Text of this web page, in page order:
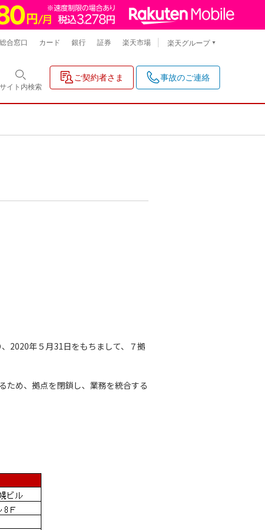
サイト内検索
ご契約者さま 事故のご連絡
合窓口 カード 銀行 証券 楽天市場 楽天グループ
2020年５月31日をもちまして、７拠
め、拠点を閉鎖し、業務を統合する